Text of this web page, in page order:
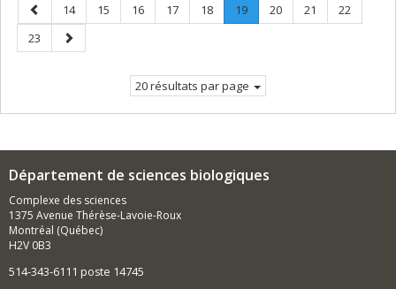
Page
précédente
Page
14 Page
15 Page
16 Page
17 Page
18 Page
19.
Page
Page
20 Page
21 Page
22
Page
23
Page
suivante
20 résultats par page
Département de sciences biologiques
Complexe des sciences
1375 Avenue Thérèse-Lavoie-Roux
Montréal (Québec)
H2V 0B3
514-343-6111 poste 14745